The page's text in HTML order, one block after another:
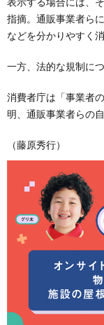
指摘。通販事業者ら
などを分かりやすく
一方、法的な規制に
消費者庁は「事業者
明、通販事業者らの
（藤原秀行）